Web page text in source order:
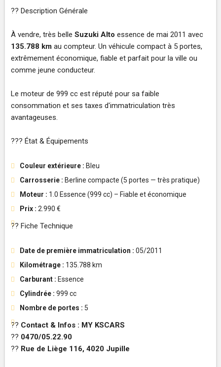
?? Description Générale
À vendre, très belle Suzuki Alto essence de mai 2011 avec
135.788 km au compteur. Un véhicule compact à 5 portes,
extrêmement économique, fiable et parfait pour la ville ou
comme jeune conducteur.
Le moteur de 999 cc est réputé pour sa faible
consommation et ses taxes d'immatriculation très
avantageuses.
??? État & Équipements
Couleur extérieure : Bleu
Carrosserie : Berline compacte (5 portes — très pratique)
Moteur : 1.0 Essence (999 cc) – Fiable et économique
Prix : 2.990 €
?? Fiche Technique
Date de première immatriculation : 05/2011
Kilométrage : 135.788 km
Carburant : Essence
Cylindrée : 999 cc
Nombre de portes : 5
?? Contact & Infos : MY KSCARS
?? 0470/05.22.90
?? Rue de Liège 116, 4020 Jupille